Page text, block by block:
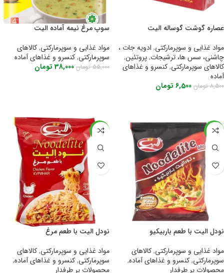
عصاره گوشت گوساله الیت
مواد غذایی و سوپرمارکتی, ادویه جات ،
چاشنی، سس ها، ترشیجات,پروتئین,
کالاهای سوپرمارکتی,کنسرو و غذاهای
آماده
8,500 تومان 6,500 تومان
سوپ مرغ نیمه آماده الیت
مواد غذایی و سوپرمارکتی,کالاهای
سوپرمارکتی,کنسرو و غذاهای آماده
55,000 تومان 38,000 تومان
-29%
نودل الیت با طعم باربیکیو
مواد غذایی و سوپرمارکتی,کالاهای
سوپرمارکتی,کنسرو و غذاهای آماده,
محصولات پر طرفدار
-30%
نودل الیت با طعم مرغ
مواد غذایی و سوپرمارکتی,کالاهای
سوپرمارکتی,کنسرو و غذاهای آماده,
محصولات پر طرفدار